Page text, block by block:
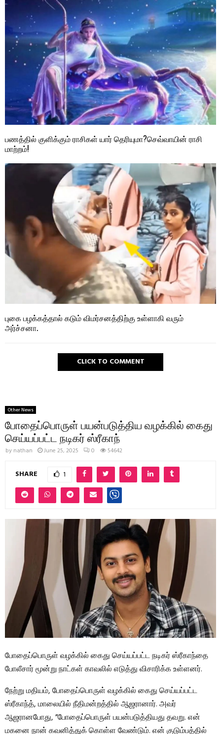
பணத்தில் குளிக்கும் ராசிகள் யார் தெரியுமா?செவ்வாயின் ராசி
மாற்றம்!
புகை பழக்கத்தால் கடும் விமர்சனத்திற்கு உள்ளாகி வரும்
அர்ச்சனா.
CLICK TO COMMENT
Other News
போதைப்பொருள் பயன்படுத்திய வழக்கில் கைது
செய்யப்பட்ட நடிகர் ஸ்ரீகாந்
by nathan June 25, 2025 0 54642
SHARE 1
போதைப்பொருள் வழக்கில் கைது செய்யப்பட்ட நடிகர் ஸ்ரீகாந்தை
போலீசார் மூன்று நாட்கள் காவலில் எடுத்து விசாரிக்க உள்ளனர்.
நேற்று மதியம், போதைப்பொருள் வழக்கில் கைது செய்யப்பட்ட
ஸ்ரீகாந்த், மாலையில் நீதிமன்றத்தில் ஆஜரானார். அவர்
ஆஜரானபோது, ​​”போதைப்பொருள் பயன்படுத்தியது தவறு. என்
மகனை நான் கவனித்துக் கொள்ள வேண்டும். என் குடும்பத்தில்